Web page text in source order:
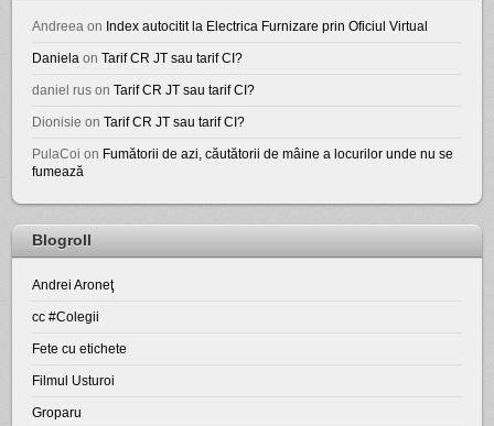
Andreea on Index autocitit la Electrica Furnizare prin Oficiul Virtual
Daniela onTarif CR JT sau tarif CI?
daniel rus onTarif CR JT sau tarif CI?
Dionisie onTarif CR JT sau tarif CI?
PulaCoi on Fumătorii de azi, căutătorii de mâine a locurilor unde nu se
fumează
Blogroll
Andrei Aroneţ
cc #Colegii
Fete cu etichete
Filmul Usturoi
Groparu